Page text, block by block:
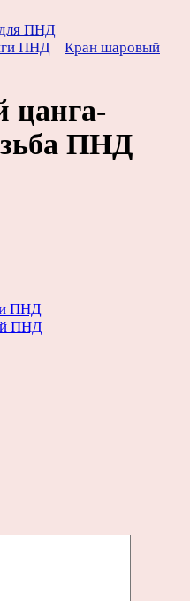
ПНД
ПНД
Кран шаровый
цанга-
ПНД
ПНД
ПНД